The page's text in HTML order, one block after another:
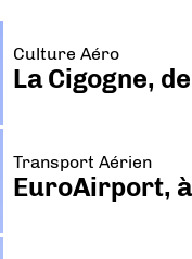
Culture Aéro
La Cigogne,
Transport Aérien
EuroAirport,